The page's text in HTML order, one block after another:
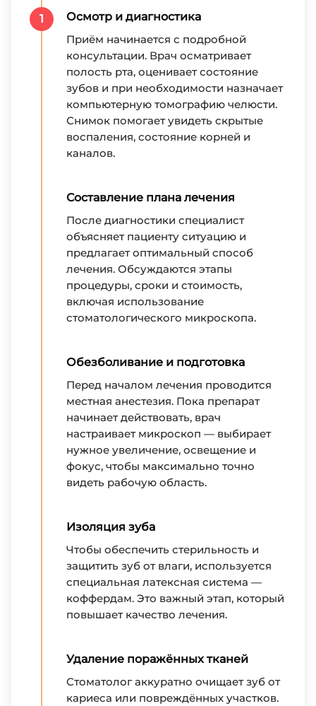
1
Осмотр и диагностика
Приём начинается с подробной
консультации. Врач осматривает
полость рта, оценивает состояние
зубов и при необходимости назначает
компьютерную томографию челюсти.
Снимок помогает увидеть скрытые
воспаления, состояние корней и
каналов.
Составление плана лечения
После диагностики специалист
объясняет пациенту ситуацию и
предлагает оптимальный способ
лечения. Обсуждаются этапы
процедуры, сроки и стоимость,
включая использование
стоматологического микроскопа.
Обезболивание и подготовка
Перед началом лечения проводится
местная анестезия. Пока препарат
начинает действовать, врач
настраивает микроскоп — выбирает
нужное увеличение, освещение и
фокус, чтобы максимально точно
видеть рабочую область.
Изоляция зуба
Чтобы обеспечить стерильность и
защитить зуб от влаги, используется
специальная латексная система —
коффердам. Это важный этап, который
повышает качество лечения.
Удаление поражённых тканей
Стоматолог аккуратно очищает зуб от
кариеса или повреждённых участков.